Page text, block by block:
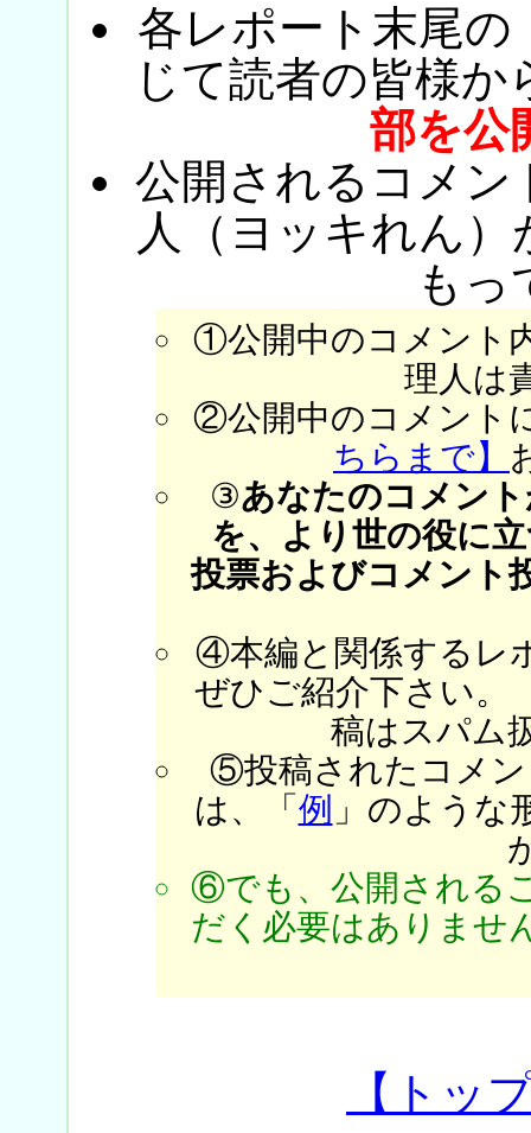
各レポート末尾の
じて読者の皆様か
部を公
公開されるコメン
人（ヨッキれん
もっ
①公開中のコメント
理人は
②公開中のコメント
ちらまで】
③あなたのコメン
を、より世の役に
投票およびコメント
④本編と関係するレ
ぜひご紹介下さい。
稿はスパム
⑤投稿されたコメン
は、「 例 」のような
⑥でも、公開される
だく必要はありませ
【トッ